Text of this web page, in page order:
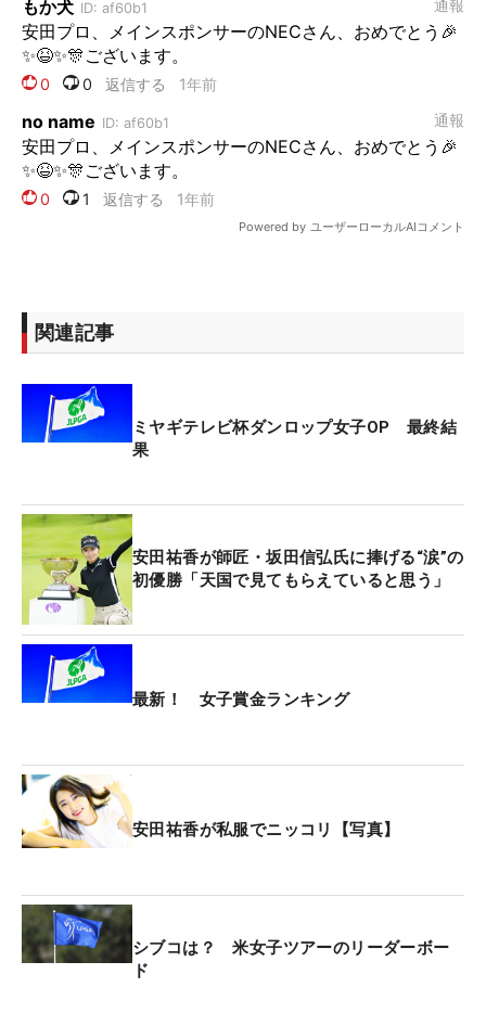
関連記事
ミヤギテレビ杯ダンロップ女子OP 最終結
果
安田祐香が師匠・坂田信弘氏に捧げる“涙”の
初優勝「天国で見てもらえていると思う」
最新！ 女子賞金ランキング
安田祐香が私服でニッコリ【写真】
シブコは？ 米女子ツアーのリーダーボー
ド